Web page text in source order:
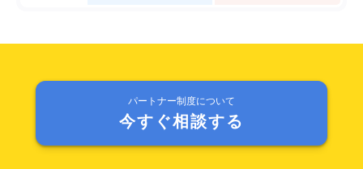
パートナー制度について
今すぐ相談する